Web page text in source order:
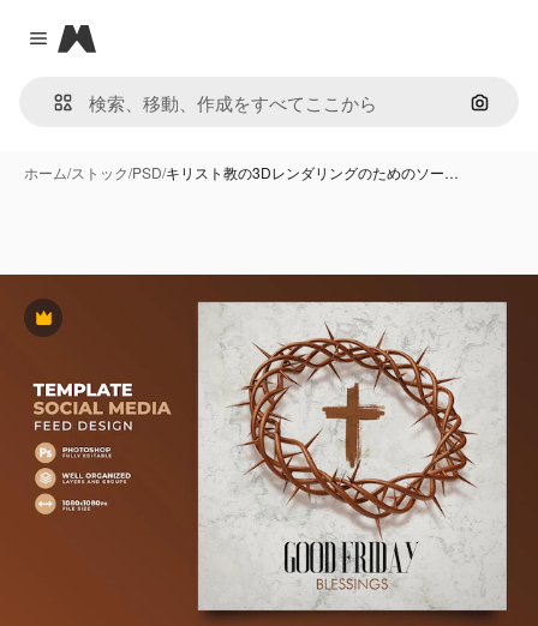
Close menu
Magnific
画像で
ホーム/ストック/PSD/キリスト教の3Dレンダリングのためのソー…
Premium